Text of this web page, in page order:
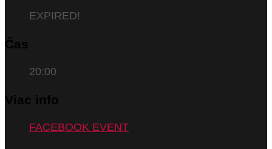
EXPIRED!
Čas
20:00
Viac info
FACEBOOK EVENT